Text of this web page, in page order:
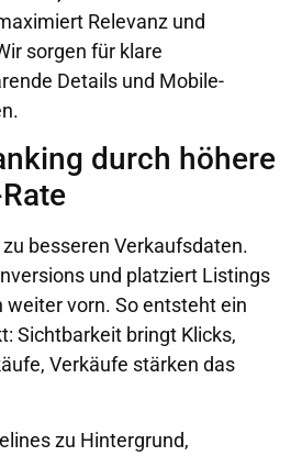
Relevanz und
sorgen für klare
Details und Mobile-
durch höhere
besseren Verkaufsdaten.
und platziert Listings
weiter vorn. So entsteht ein
Sichtbarkeit bringt Klicks,
Verkäufe stärken das
zu Hintergrund,